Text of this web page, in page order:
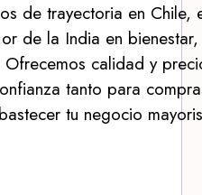
de trayectoria en Chile,
de la India en
calidad y
tanto para
tu negocio